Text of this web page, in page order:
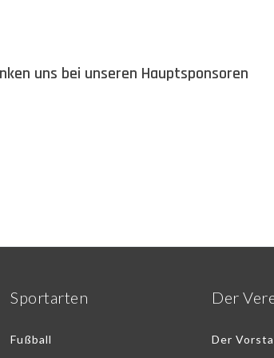
uns bei unseren Hauptsponsoren
Sportarten
Fußball
Der
Der